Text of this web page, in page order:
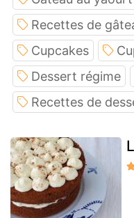
Recettes de
Cupcakes
Dessert régime
Recettes de